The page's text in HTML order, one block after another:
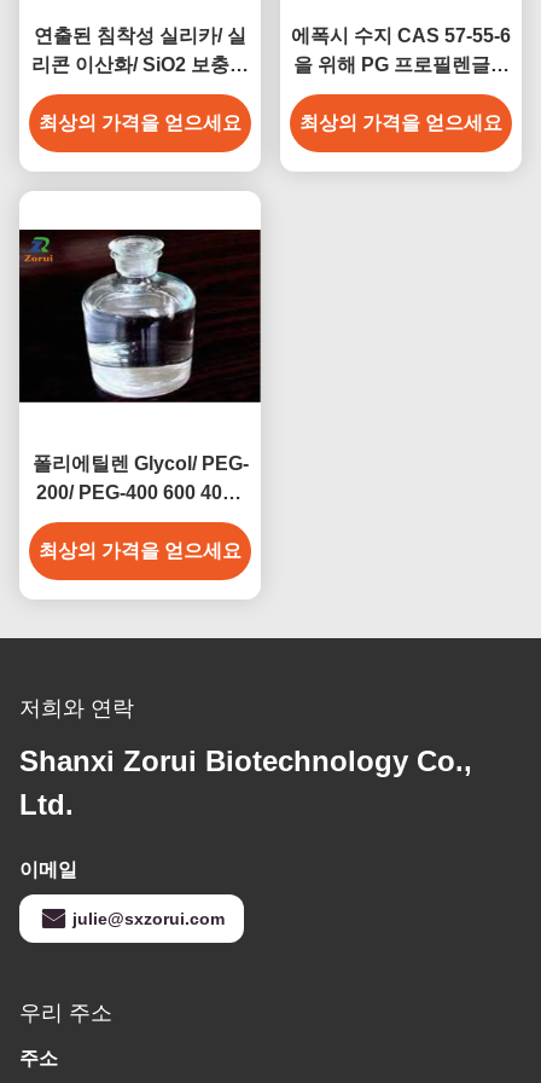
연출된 침착성 실리카/ 실
리콘 이산화/ SiO2 보충제
CAS 7631-86-9 E551
최상의 가격을 얻으세요
에폭시 수지 CAS 57-55-6
을 위해 PG 프로필렌글리
콜 공업적 등급 화학
최상의 가격을 얻으세요
폴리에틸렌 Glycol/ PEG-
200/ PEG-400 600 4000
6000 8000 CAS 25322-
68-3
최상의 가격을 얻으세요
저희와 연락
Shanxi Zorui Biotechnology Co.,
Ltd.
이메일
julie@sxzorui.com
우리 주소
주소